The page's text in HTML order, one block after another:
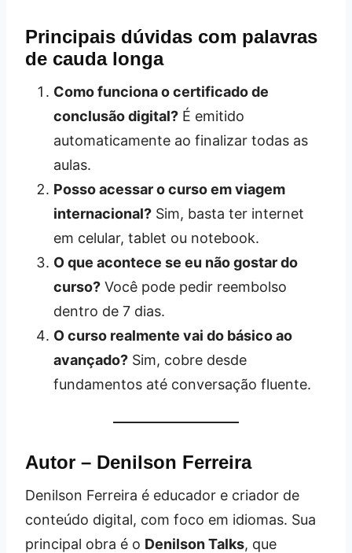
Principais dúvidas com palavras
de cauda longa
Como funciona o certificado de
conclusão digital? É emitido
automaticamente ao finalizar todas as
aulas.
Posso acessar o curso em viagem
internacional? Sim, basta ter internet
em celular, tablet ou notebook.
O que acontece se eu não gostar do
curso? Você pode pedir reembolso
dentro de 7 dias.
O curso realmente vai do básico ao
avançado? Sim, cobre desde
fundamentos até conversação fluente.
Autor – Denilson Ferreira
Denilson Ferreira é educador e criador de
conteúdo digital, com foco em idiomas. Sua
principal obra é o Denilson Talks, que